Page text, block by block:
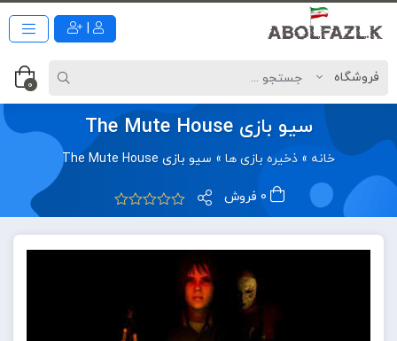
0
سیو بازی The Mute House
خانه » ذخیره بازی ها » سیو بازی The Mute House